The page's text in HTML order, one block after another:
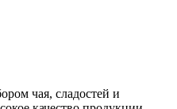
чая, сладостей и